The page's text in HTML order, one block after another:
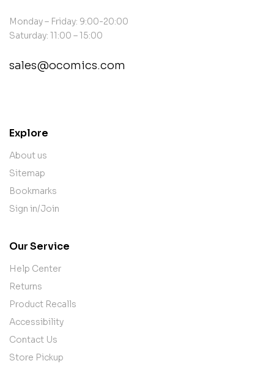
Monday – Friday: 9:00-20:00
Saturday: 11:00 – 15:00
sales@ocomics.com
Explore
About us
Sitemap
Bookmarks
Sign in/Join
Our Service
Help Center
Returns
Product Recalls
Accessibility
Contact Us
Store Pickup